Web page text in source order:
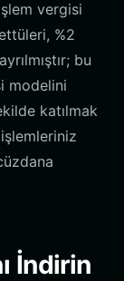
vergisi
%2
bu
modelini
katılmak
İndirin